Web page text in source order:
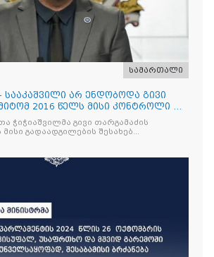
სამართალი
სააკაშვილი არ ენდობოდა გივი
2016 წელს მისი კონტროლი და
შოთა ჭიჭიაშვილს,
თავის მხრივ, დარჩო
ჭიჭიაშვილმა გივი თარგამაძის
გადაადგილების შესახებ